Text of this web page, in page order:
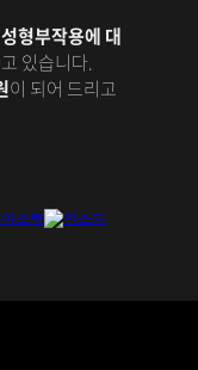
성형부작용에 대
있습니다.
이 되어 드리고